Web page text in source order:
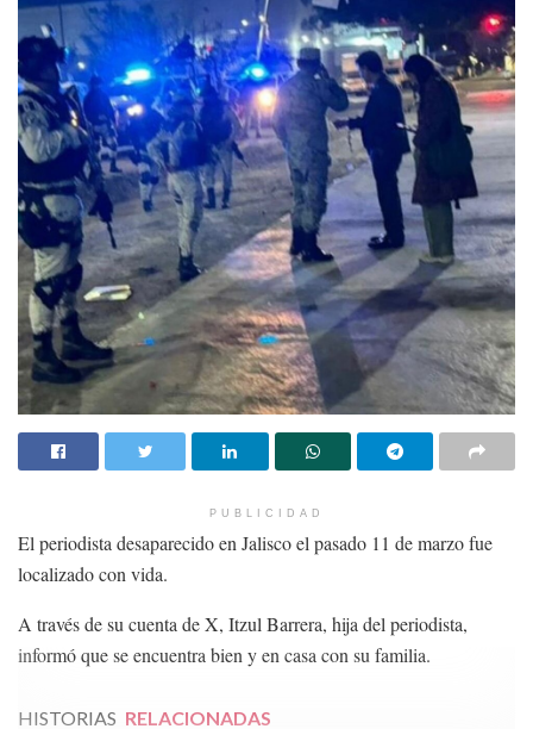
PUBLICIDAD
El periodista desaparecido en Jalisco el pasado 11 de marzo fue
localizado con vida.
A través de su cuenta de X, Itzul Barrera, hija del periodista,
informó que se encuentra bien y en casa con su familia.
HISTORIAS RELACIONADAS